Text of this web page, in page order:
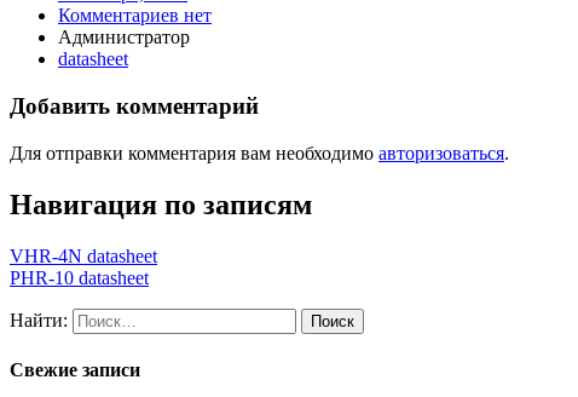
Комментариев нет
Администратор
datasheet
Добавить комментарий
Для отправки комментария вам необходимо авторизоваться.
Навигация по записям
VHR-4N datasheet
PHR-10 datasheet
Найти:
Свежие записи